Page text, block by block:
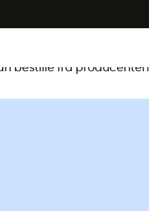
bestille fra producenten.